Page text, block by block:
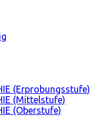
(Erprobungsstufe)
(Mittelstufe)
(Oberstufe)